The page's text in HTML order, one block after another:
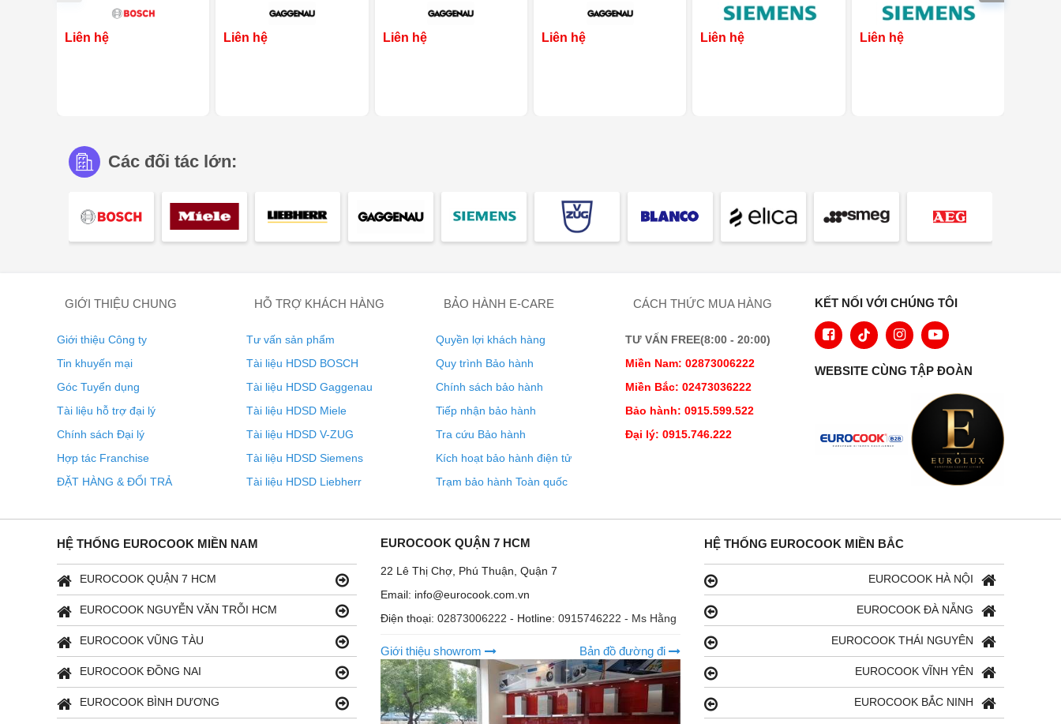
Liên hệ Liên hệ Liên hệ Liên hệ
45 cm
Liên hệ
gọn 60 x 45 cm màu đen
Liên hệ
Các đối tác lớn:
GIỚI THIỆU CHUNG
Giới thiệu Công ty
Tin khuyến mại
Góc Tuyển dụng
Tài liệu hỗ trợ đại lý
Chính sách Đại lý
Hợp tác Franchise
ĐẶT HÀNG & ĐỔI TRẢ
HỖ TRỢ KHÁCH HÀNG
Tư vấn sản phẩm
Tài liệu HDSD BOSCH
Tài liệu HDSD Gaggenau
Tài liệu HDSD Miele
Tài liệu HDSD V-ZUG
Tài liệu HDSD Siemens
Tài liệu HDSD Liebherr
BẢO HÀNH E-CARE
Quyền lợi khách hàng
Quy trình Bảo hành
Chính sách bảo hành
Tiếp nhận bảo hành
Tra cứu Bảo hành
Kích hoạt bảo hành điện tử
Trạm bảo hành Toàn quốc
CÁCH THỨC MUA HÀNG
TƯ VẤN FREE(8:00 - 20:00)
Miền Nam: 02873006222
Miền Bắc: 02473036222
Bảo hành: 0915.599.522
Đại lý: 0915.746.222
KẾT NỐI VỚI CHÚNG TÔI
WEBSITE CÙNG TẬP ĐOÀN
HỆ THỐNG EUROCOOK MIỀN NAM
EUROCOOK QUẬN 7 HCM
EUROCOOK NGUYỄN VĂN TRỖI HCM
EUROCOOK VŨNG TÀU
EUROCOOK ĐỒNG NAI
EUROCOOK BÌNH DƯƠNG
EUROCOOK QUẬN 7 HCM
22 Lê Thị Chợ, Phú Thuận, Quận 7
Email: info@eurocook.com.vn
Điện thoại: 02873006222 - Hotline: 0915746222 - Ms Hằng
Giới thiệu showrom Bản đồ đường đi
HỆ THỐNG EUROCOOK MIỀN BẮC
EUROCOOK HÀ NỘI
EUROCOOK ĐÀ NẴNG
EUROCOOK THÁI NGUYÊN
EUROCOOK VĨNH YÊN
EUROCOOK BẮC NINH